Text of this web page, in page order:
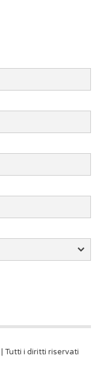
| Tutti i diritti riservati